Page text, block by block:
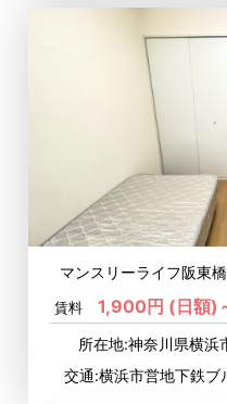
マンスリーライフ阪東
賃料 1,900円 (日額)
所在地:神奈川県横
交通:横浜市営地下鉄